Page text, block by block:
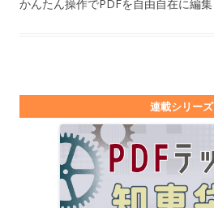
かんたん操作でPDFを自由自在に編集
連載シリーズ